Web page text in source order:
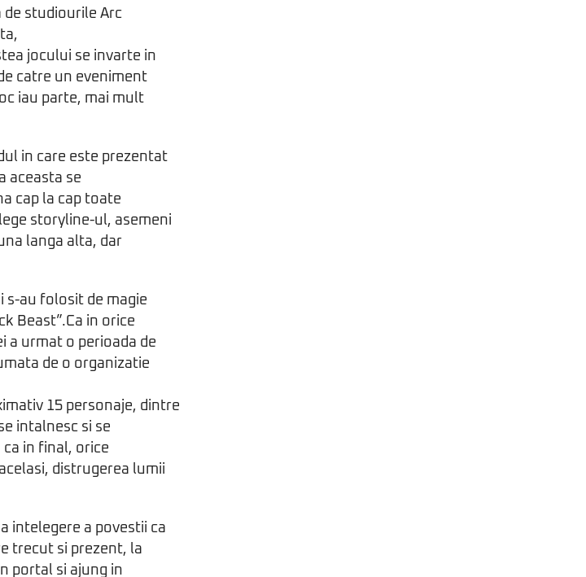
de studiourile Arc
jocului se invarte in
catre un eveniment
iau parte, mai mult
in care este prezentat
aceasta se
cap la cap toate
storyline-ul, asemeni
langa alta, dar
s-au folosit de magie
Beast”.Ca in orice
a urmat o perioada de
de o organizatie
15 personaje, dintre
intalnesc si se
in final, orice
distrugerea lumii
intelegere a povestii ca
trecut si prezent, la
portal si ajung in